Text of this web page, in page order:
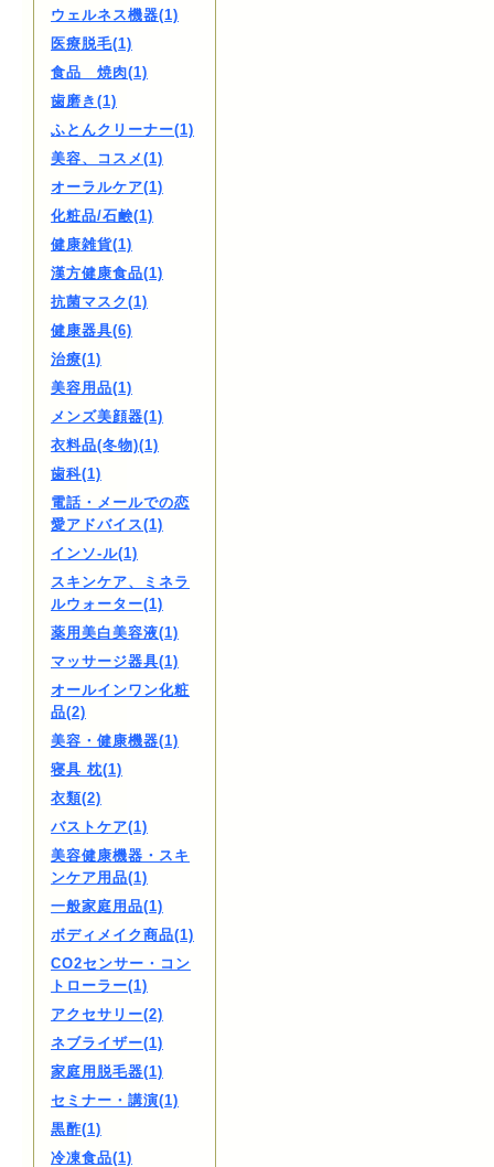
ウェルネス機器(1)
医療脱毛(1)
食品 焼肉(1)
歯磨き(1)
ふとんクリーナー(1)
美容、コスメ(1)
オーラルケア(1)
化粧品/石鹸(1)
健康雑貨(1)
漢方健康食品(1)
抗菌マスク(1)
健康器具(6)
治療(1)
美容用品(1)
メンズ美顔器(1)
衣料品(冬物)(1)
歯科(1)
電話・メールでの恋
愛アドバイス(1)
インソ-ル(1)
スキンケア、ミネラ
ルウォーター(1)
薬用美白美容液(1)
マッサージ器具(1)
オールインワン化粧
品(2)
美容・健康機器(1)
寝具 枕(1)
衣類(2)
バストケア(1)
美容健康機器・スキ
ンケア用品(1)
一般家庭用品(1)
ボディメイク商品(1)
CO2センサー・コン
トローラー(1)
アクセサリー(2)
ネブライザー(1)
家庭用脱毛器(1)
セミナー・講演(1)
黒酢(1)
冷凍食品(1)